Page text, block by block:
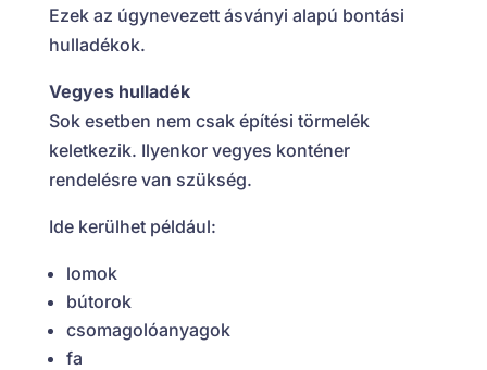
Ezek az úgynevezett ásványi alapú bontási
hulladékok.
Vegyes hulladék
Sok esetben nem csak építési törmelék
keletkezik. Ilyenkor vegyes konténer
rendelésre van szükség.
Ide kerülhet például:
lomok
bútorok
csomagolóanyagok
fa